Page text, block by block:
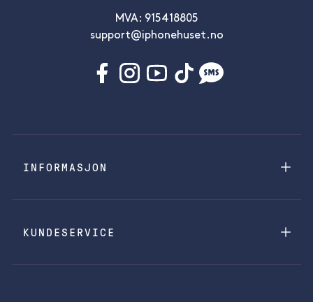
MVA: 915418805
support@iphonehuset.no
INFORMASJON
KUNDESERVICE